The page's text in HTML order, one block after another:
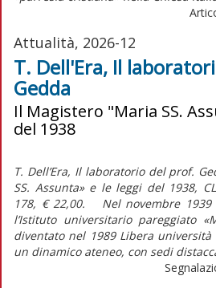
Attualità, 2026-12
T. Dell'Era, Il
Gedda
Il Magistero "Maria SS.
del 1938
T. Dell’Era, Il laboratorio del prof.
SS. Assunta» e le leggi del 1938,
178, € 22,00. Nel novembre 1939
l’Istituto universitario pareggiato
diventato nel 1989 Libera università
un dinamico ateneo, con sedi